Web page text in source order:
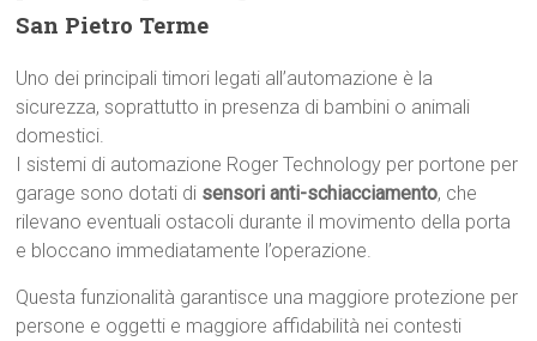
San Pietro Terme
Uno dei principali timori legati all’automazione è la
sicurezza, soprattutto in presenza di bambini o animali
domestici.
I sistemi di automazione Roger Technology per portone per
garage sono dotati di sensori anti-schiacciamento, che
rilevano eventuali ostacoli durante il movimento della porta
e bloccano immediatamente l’operazione.
Questa funzionalità garantisce una maggiore protezione per
persone e oggetti e maggiore affidabilità nei contesti